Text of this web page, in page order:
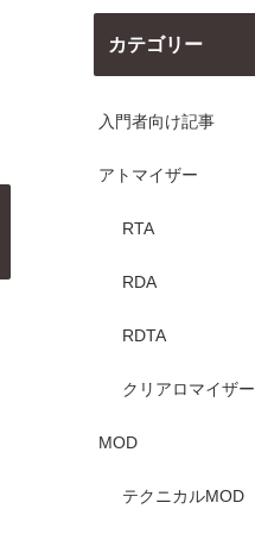
カテゴリー
入門者向け記事
アトマイザー
RTA
RDA
RDTA
クリアロマイザー
MOD
テクニカルMOD